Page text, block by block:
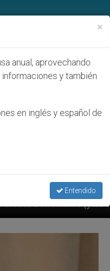
en Tierra Santa
×
anual, aprovechando
y también
en inglés y español de
Entendido